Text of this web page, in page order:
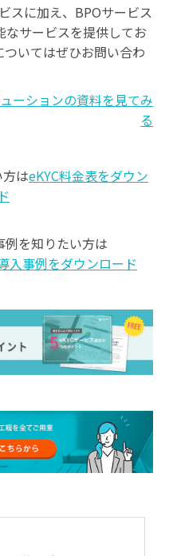
スに加え、BPOサービス
なサービスを提供してお
いてはぜひお問い合わ
ーションの資料を見てみ
る
はeKYC料金表をダウン
例を知りたい方は
入事例をダウンロード